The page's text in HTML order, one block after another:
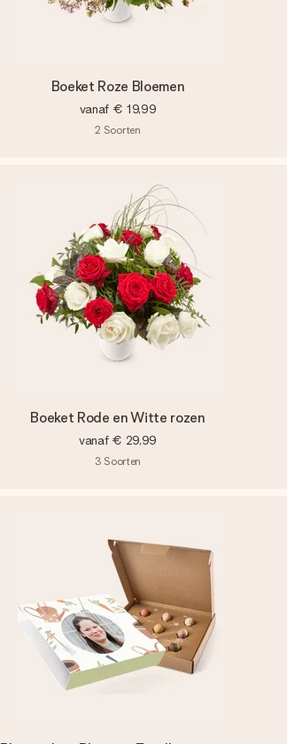
Boeket Roze Bloemen
vanaf € 19,99
2 Soorten
Boeket Rode en Witte rozen
vanaf € 29,99
3 Soorten